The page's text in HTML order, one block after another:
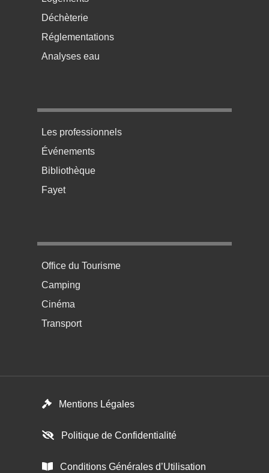
Déchèterie
Réglementations
Analyses eau
Menu pratique bas de page 3
Les professionnels
Événements
Bibliothèque
Fayet
Menu pratique bas de page 4
Office du Tourisme
Camping
Cinéma
Transport
Mentions Légales
Politique de Confidentialité
Conditions Générales d’Utilisation